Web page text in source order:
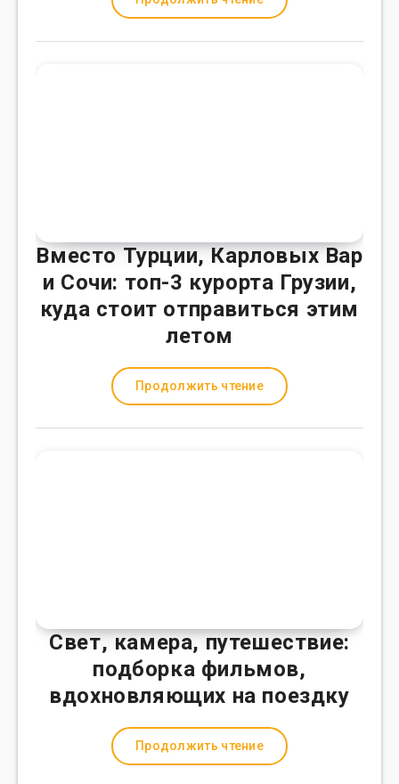
Вместо Турции, Карловых Вар
и Сочи: топ-3 курорта Грузии,
куда стоит отправиться этим
летом
Продолжить чтение
Свет, камера, путешествие:
подборка фильмов,
вдохновляющих на поездку
Продолжить чтение